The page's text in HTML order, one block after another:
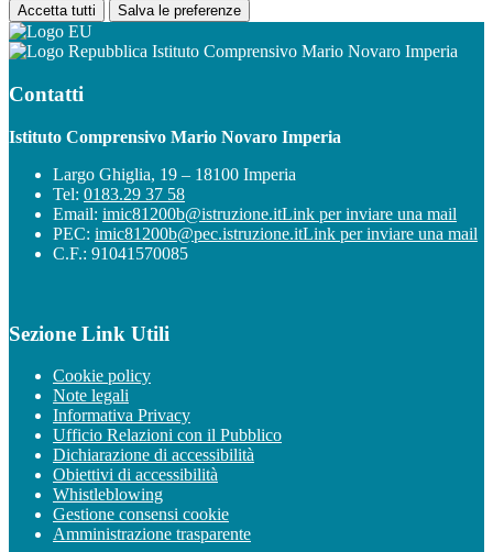
Accetta tutti Salva le preferenze
Istituto Comprensivo Mario Novaro Imperia
Contatti
Istituto Comprensivo Mario Novaro Imperia
Largo Ghiglia, 19 – 18100 Imperia
Tel: 0183.29 37 58
Email: imic81200b@istruzione.itLink per inviare una mail
PEC: imic81200b@pec.istruzione.itLink per inviare una mail
C.F.: 91041570085
Sezione Link Utili
Cookie policy
Note legali
Informativa Privacy
Ufficio Relazioni con il Pubblico
Dichiarazione di accessibilità
Obiettivi di accessibilità
Whistleblowing
Gestione consensi cookie
Amministrazione trasparente